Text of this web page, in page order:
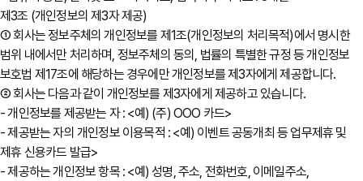
제3조 (개인정보의 제3자 제공)
① 회사는 정보주체의 개인정보를 제1조(개인정보의 처리목적)에서 명시한
범위 내에서만 처리하며, 정보주체의 동의, 법률의 특별한 규정 등 개인정보
보호법 제17조에 해당하는 경우에만 개인정보를 제3자에게 제공합니다.
② 회사는 다음과 같이 개인정보를 제3자에게 제공하고 있습니다.
- 개인정보를 제공받는 자 : <예) (주) OOO 카드>
- 제공받는 자의 개인정보 이용목적 : <예) 이벤트 공동개최 등 업무제휴 및
제휴 신용카드 발급>
- 제공하는 개인정보 항목 : <예) 성명, 주소, 전화번호, 이메일주소,